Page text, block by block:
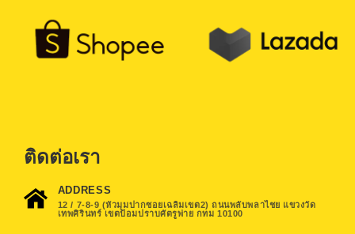
ติดต่อเรา
ADDRESS
12 / 7-8-9 (หัวมุมปากซอยเฉลิมเขต2) ถนนพลับพลาไชย แขวงวัด
เทพศิรินทร์ เขตป้อมปราบศัตรูพ่าย กทม 10100